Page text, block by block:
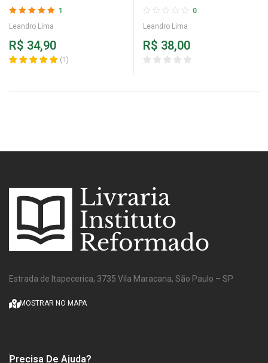
da Graça – Leandro Lima
1
Leandro Lima
R$ 34,90
(1)
Leandro Lima
0
Leandro Lima
R$ 38,00
Estrada de Itapecerica, 3735 Vila Maracana, São Paulo – SP
MOSTRAR NO MAPA
Precisa De Ajuda?